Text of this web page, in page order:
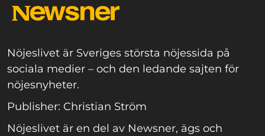
Nöjeslivet är Sveriges största nöjessida på
sociala medier – och den ledande sajten för
nöjesnyheter.
Publisher: Christian Ström
Nöjeslivet är en del av Newsner, ägs och